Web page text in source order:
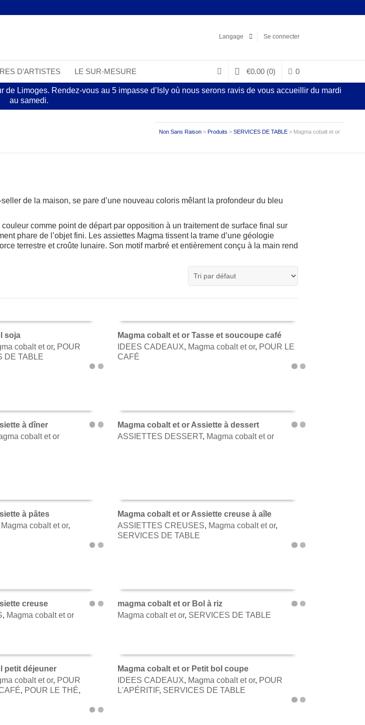
Langage Se connecter
D’ARTISTES LE SUR-MESURE €0.00 (0) 0
Limoges. Rendez-vous au 5 impasse d’Isly où nous serons ravis de vous accueillir du mardi
au samedi.
Non Sans Raison> Produits > SERVICES DE TABLE> Magma cobalt et or
de la maison, se pare d’une nouveau coloris mêlant la profondeur du bleu
comme point de départ par opposition à un traitement de surface final sur
phare de l’objet fini. Les assiettes Magma tissent la trame d’une géologie
terrestre et croûte lunaire. Son motif marbré et entièrement conçu à la main rend
soja
cobalt et or, POUR
DE TABLE
AJOUTER AU PANIER
Magma cobalt et or Tasse et soucoupe café
IDEES CADEAUX, Magma cobalt et or, POUR LE
CAFÉ
à dîner
cobalt et or
AJOUTER AU PANIER
Magma cobalt et or Assiette à dessert
ASSIETTES DESSERT, Magma cobalt et or
à pâtes
Magma cobalt et or,
AJOUTER AU PANIER
Magma cobalt et or Assiette creuse à aîle
ASSIETTES CREUSES, Magma cobalt et or,
SERVICES DE TABLE
creuse
, Magma cobalt et or
AJOUTER AU PANIER
magma cobalt et or Bol à riz
Magma cobalt et or, SERVICES DE TABLE
petit déjeuner
cobalt et or, POUR
, POUR LE THÉ,
AJOUTER AU PANIER
Magma cobalt et or Petit bol coupe
IDEES CADEAUX, Magma cobalt et or, POUR
L'APÉRITIF, SERVICES DE TABLE